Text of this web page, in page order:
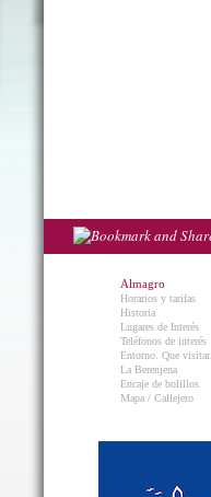
Almagro
Horarios y tarifas
Historia
Lugares de Interés
Teléfonos de interés
Entorno. Que visitar.
La Berenjena
Encaje de bolillos
Mapa / Callejero